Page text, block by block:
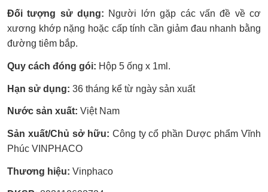
Đối tượng sử dụng: Người lớn gặp các vấn đề về cơ
xương khớp nặng hoặc cấp tính cần giảm đau nhanh bằng
đường tiêm bắp.
Quy cách đóng gói: Hộp 5 ống x 1ml.
Hạn sử dụng: 36 tháng kể từ ngày sản xuất
Nước sản xuất: Việt Nam
Sản xuất/Chủ sở hữu: Công ty cổ phần Dược phẩm Vĩnh
Phúc VINPHACO
Thương hiệu: Vinphaco